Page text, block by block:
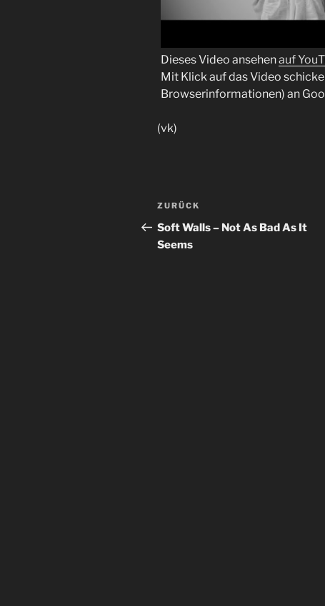
Dieses Video ansehenauf
Mit Klick auf das Video
Browserinformationen) an
(vk)
Beitragsnavigation
Vorheriger
Beitrag
ZURÜCK
Soft Walls – Not As Bad As It
Seems